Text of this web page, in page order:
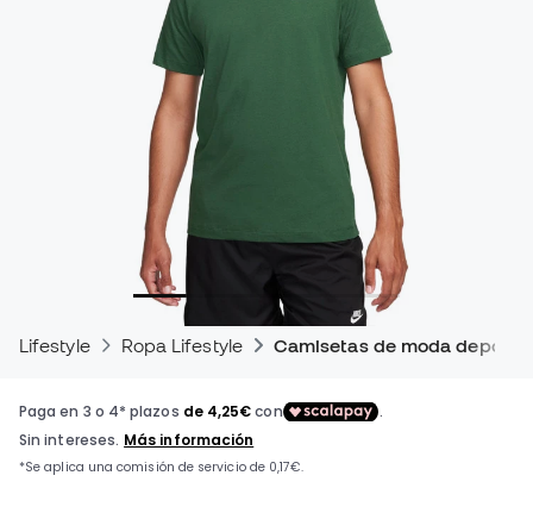
Lifestyle Ropa Lifestyle Camisetas de moda